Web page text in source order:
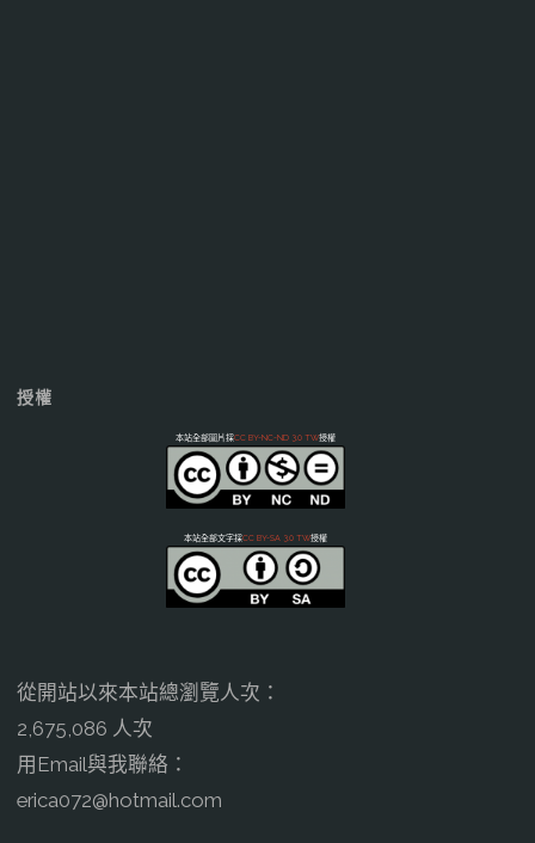
授權
本站全部圖片採CC BY-NC-ND 3.0 TW授權
本站全部文字採CC BY-SA 3.0 TW授權
從開站以來本站總瀏覽人次：
2,675,086 人次
用Email與我聯絡：
erica072@hotmail.com